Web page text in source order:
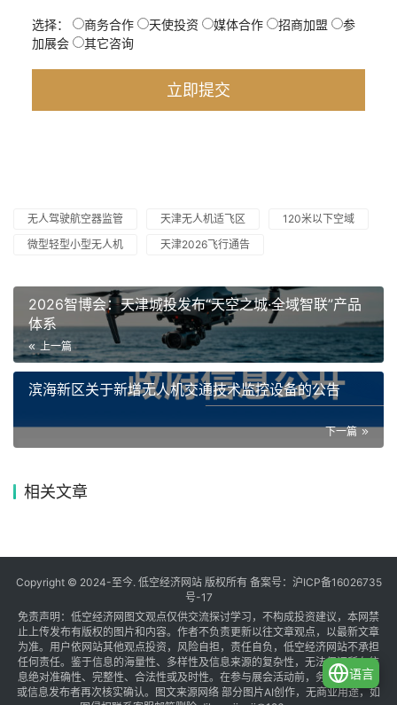
选择： 商务合作 天使投资 媒体合作 招商加盟
参
加展会
其它咨询
无人驾驶航空器监管 天津无人机适飞区
120米以下空域
微型轻型小型无人机
天津2026飞行通告
2026智博会：天津城投发布“天空之城·全域智联”产品
体系
上一篇
滨海新区关于新增无人机交通技术监控设备的公告
下一篇
相关文章
Copyright © 2024-至今. 低空经济网站 版权所有 备案号： 沪ICP备16026735
号-17
免责声明：低空经济网图文观点仅供交流探讨学习，不构成投资建议，本网禁
止上传发布有版权的图片和内容。作者不负责更新以往文章观点，以最新文章
为准。用户依网站其他观点投资，风险自担，责任自负，低空经济网站不承担
任何责任。鉴于信息的海量性、多样性及信息来源的复杂性，无法保证所有信
息绝对准确性、完整性、合法性或及时性。在参与展会活动前，务必与组织方
或信息发布者再次核实确认。图文来源网络 部分图片AI创作，无商业用途，如
语言